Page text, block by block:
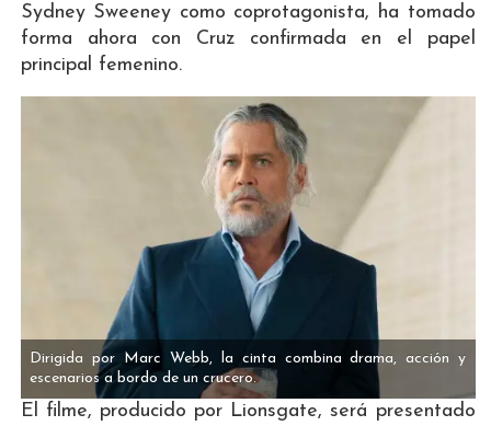
Sydney Sweeney como coprotagonista, ha tomado
forma ahora con Cruz confirmada en el papel
principal femenino.
Dirigida por Marc Webb, la cinta combina drama, acción y
escenarios a bordo de un crucero.
El filme, producido por Lionsgate, será presentado